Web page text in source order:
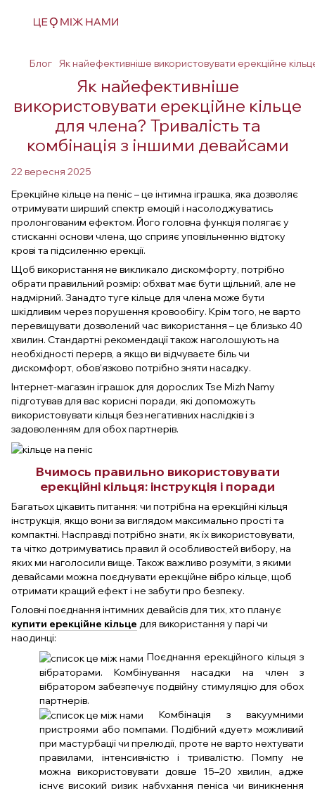
Блог Як найефективніше використовувати ерекційне
Як найефективніше
використовувати ерекційне кільце
для члена? Тривалість та
комбінація з іншими девайсами
22 вересня 2025
Ерекційне кільце на пеніс – це інтимна іграшка, яка дозволяє
отримувати ширший спектр емоцій і насолоджуватись
пролонгованим ефектом. Його головна функція полягає у
стисканні основи члена, що сприяє уповільненню відтоку
крові та підсиленню ерекції.
Щоб використання не викликало дискомфорту, потрібно
обрати правильний розмір: обхват має бути щільний, але не
надмірний. Занадто туге кільце для члена може бути
шкідливим через порушення кровообігу. Крім того, не варто
перевищувати дозволений час використання – це близько 40
хвилин. Стандартні рекомендації також наголошують на
необхідності перерв, а якщо ви відчуваєте біль чи
дискомфорт, обов'язково потрібно зняти насадку.
Інтернет-магазин іграшок для дорослих Tse Mizh Namy
підготував для вас корисні поради, які допоможуть
використовувати кільця без негативних наслідків і з
задоволенням для обох партнерів.
Вчимось правильно використовувати
ерекційні кільця: інструкція і поради
Багатьох цікавить питання: чи потрібна на ерекційні кільця
інструкція, якщо вони за виглядом максимально прості та
компактні. Насправді потрібно знати, як їх використовувати,
та чітко дотримуватись правил й особливостей вибору, на
яких ми наголосили вище. Також важливо розуміти, з якими
девайсами можна поєднувати ерекційне вібро кільце, щоб
отримати кращий ефект і не забути про безпеку.
Головні поєднання інтимних девайсів для тих, хто планує
купити ерекційне кільце для використання у парі чи
наодинці:
Поєднання ерекційного кільця з
вібраторами. Комбінування насадки на член з
вібратором забезпечує подвійну стимуляцію для обох
партнерів.
Комбінація з вакуумними
пристроями або помпами. Подібний «дует» можливий
при мастурбації чи прелюдії, проте не варто нехтувати
правилами, інтенсивністю і тривалістю. Помпу не
можна використовувати довше 15–20 хвилин, адже
існує високий ризик набухання пеніса чи виникнення